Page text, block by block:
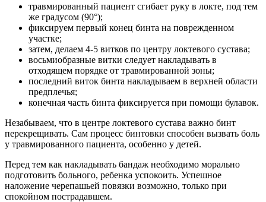
травмированный пациент сгибает руку в локте, под тем
же градусом (90°);
фиксируем первый конец бинта на поврежденном
участке;
затем, делаем 4-5 витков по центру локтевого сустава;
восьмиобразные витки следует накладывать в
отходящем порядке от травмированной зоны;
последний виток бинта накладываем в верхней области
предплечья;
конечная часть бинта фиксируется при помощи булавок.
Незабываем, что в центре локтевого сустава важно бинт
перекрещивать. Сам процесс бинтовки способен вызвать боль
у травмированного пациента, особенно у детей.
Перед тем как накладывать бандаж необходимо морально
подготовить больного, ребенка успокоить. Успешное
наложение черепашьей повязки возможно, только при
спокойном пострадавшем.